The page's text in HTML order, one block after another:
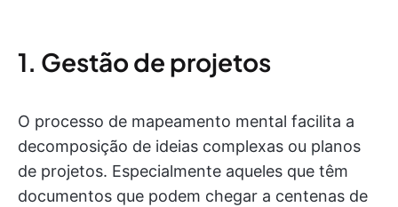
1. Gestão de projetos
O processo de mapeamento mental facilita a
decomposição de ideias complexas ou planos
de projetos. Especialmente aqueles que têm
documentos que podem chegar a centenas de